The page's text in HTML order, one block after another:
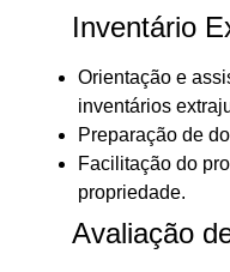
Inventário
Orientação e
inventários
Preparação de
Facilitação do
propriedade.
Avaliação